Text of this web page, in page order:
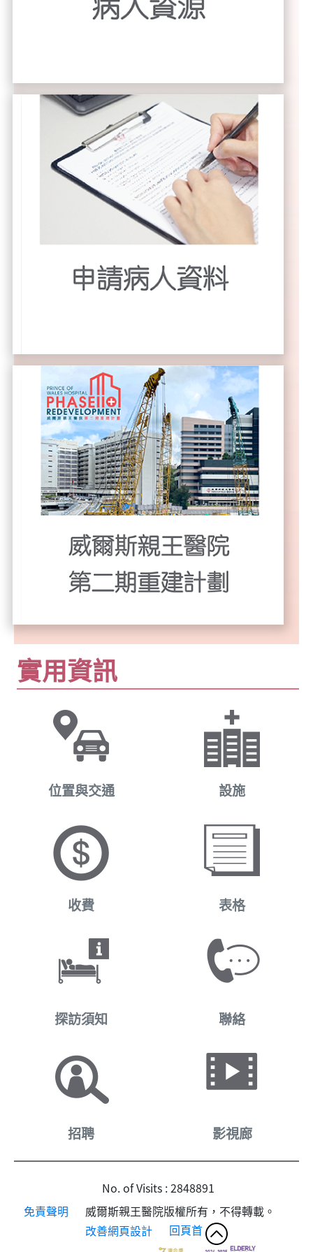
實用資訊
位置與交通 設施
收費 表格
探訪須知 聯絡
招聘 影視廊
No. of Visits : 2848891
免責聲明 威爾斯親王醫院版權所有，不得轉載。
改善網頁設計
回頁首